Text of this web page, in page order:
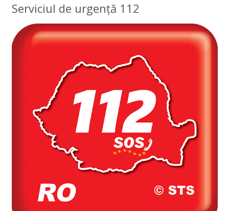
Serviciul de urgență 112